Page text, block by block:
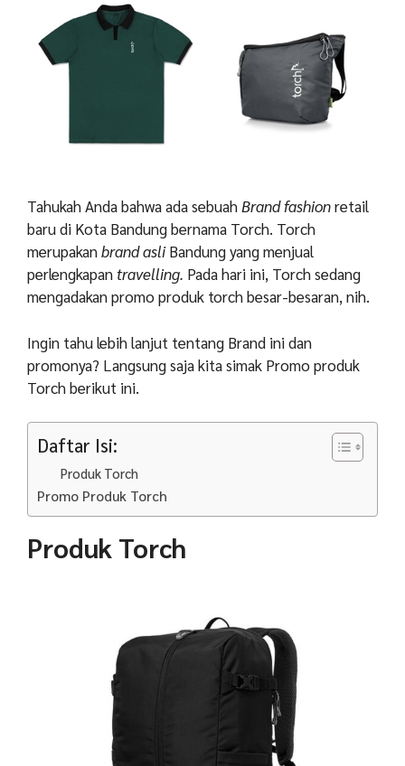
Tahukah Anda bahwa ada sebuahBrand fashionretail
baru di Kota Bandung bernama Torch. Torch
merupakanbrand asliBandung yang menjual
perlengkapantravelling. Pada hari ini, Torch sedang
mengadakan promo produk torch besar-besaran, nih.
Ingin tahu lebih lanjut tentang Brand ini dan
promonya? Langsung saja kita simak Promo produk
Torch berikut ini.
Daftar Isi:
Produk Torch
Promo Produk Torch
Produk Torch